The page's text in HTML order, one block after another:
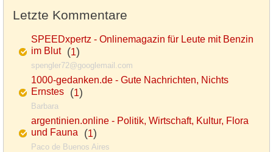
Letzte Kommentare
SPEEDxpertz - Onlinemagazin für Leute mit Benzin
im Blut(1)
spengler72@googlemail.com
1000-gedanken.de - Gute Nachrichten, Nichts
Ernstes (1)
Barbara
argentinien.online - Politik, Wirtschaft, Kultur, Flora
und Fauna (1)
Paco de Buenos Aires